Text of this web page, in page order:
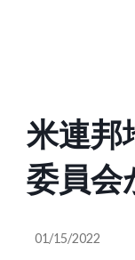
米連邦
委員会
割など
01/15/2022